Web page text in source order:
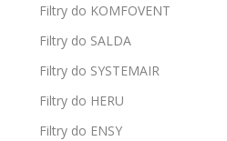
Filtry do KOMFOVENT
Filtry do SALDA
Filtry do SYSTEMAIR
Filtry do HERU
Filtry do ENSY